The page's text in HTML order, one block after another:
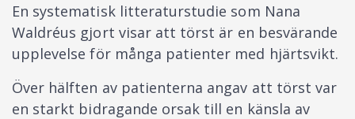
En systematisk litteraturstudie som Nana
Waldréus gjort visar att törst är en besvärande
upplevelse för många patienter med hjärtsvikt.
Över hälften av patienterna angav att törst var
en starkt bidragande orsak till en känsla av